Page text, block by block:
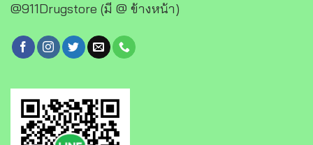
@911Drugstore (มี @ ข้างหน้า)